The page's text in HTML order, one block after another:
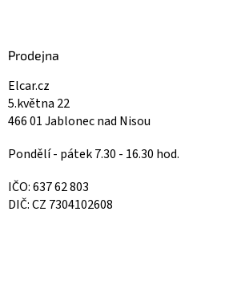
Prodejna
Elcar.cz
5.května 22
466 01 Jablonec nad Nisou
Pondělí - pátek 7.30 - 16.30 hod.
IČO: 637 62 803
DIČ: CZ 7304102608